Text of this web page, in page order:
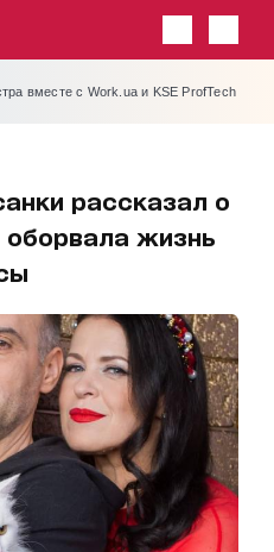
вместе с Work.ua и KSE ProfTech
рассказал о
оборвала жизнь